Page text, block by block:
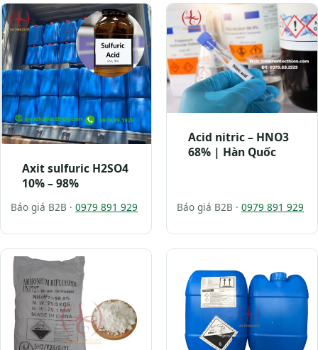
Axit sulfuric H2SO4
10% – 98%
Báo giá B2B · 0979 891 929
Acid nitric – HNO3
68% | Hàn Quốc
Báo giá B2B · 0979 891 929